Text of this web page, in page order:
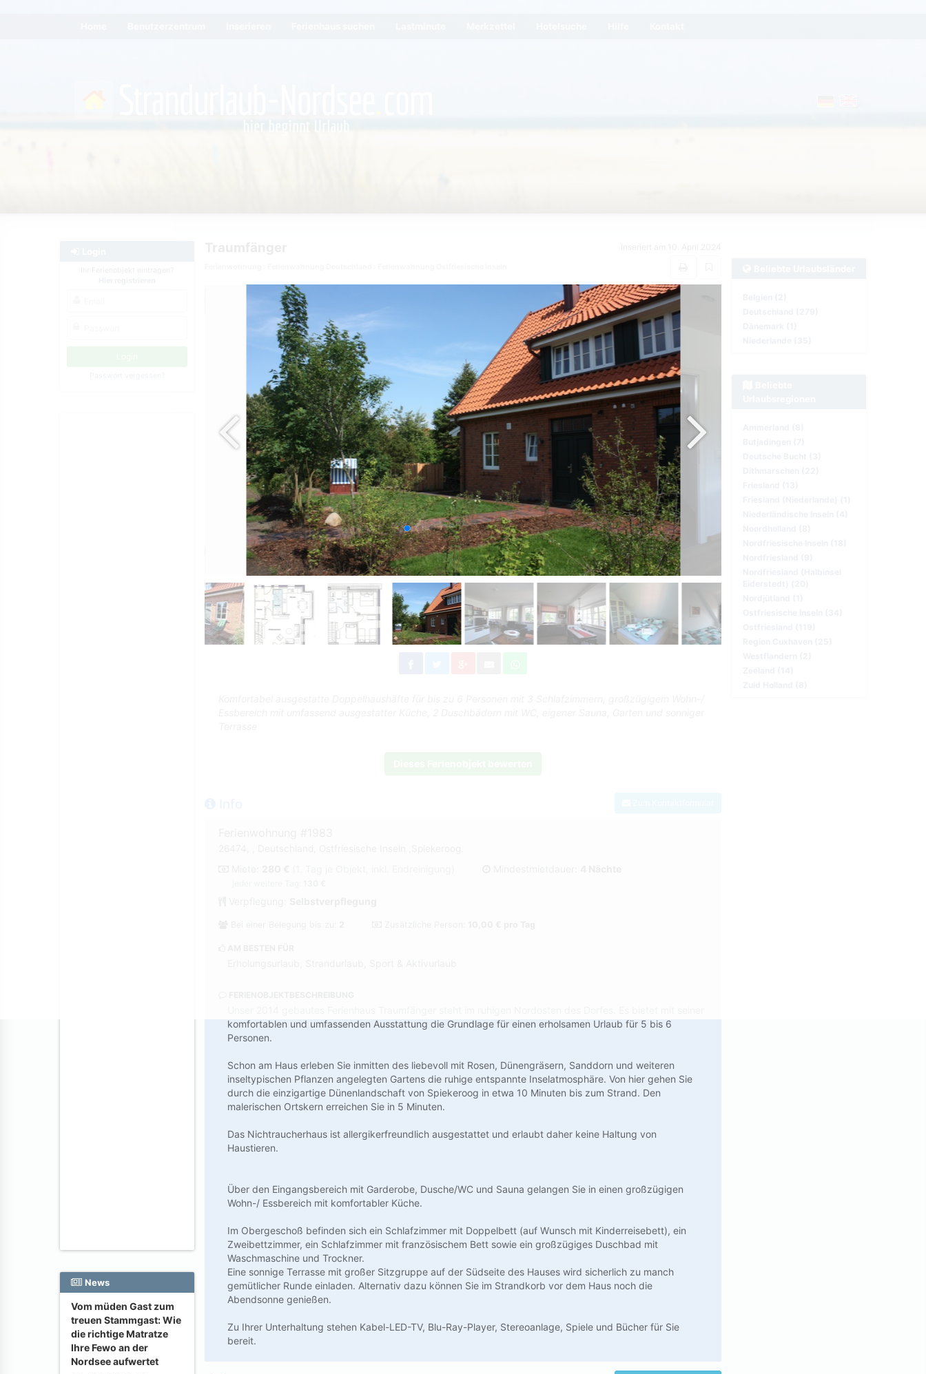
News
Vom müden Gast zum
treuen Stammgast: Wie
die richtige Matratze
Ihre Fewo an der
Nordsee aufwertet
komfortablen und umfassenden Ausstattung die Grundlage für einen erholsamen Urlaub für 5 bis 6
Personen.
Schon am Haus erleben Sie inmitten des liebevoll mit Rosen, Dünengräsern, Sanddorn und weiteren
inseltypischen Pflanzen angelegten Gartens die ruhige entspannte Inselatmosphäre. Von hier gehen Sie
durch die einzigartige Dünenlandschaft von Spiekeroog in etwa 10 Minuten bis zum Strand. Den
malerischen Ortskern erreichen Sie in 5 Minuten.
Das Nichtraucherhaus ist allergikerfreundlich ausgestattet und erlaubt daher keine Haltung von
Haustieren.
Über den Eingangsbereich mit Garderobe, Dusche/WC und Sauna gelangen Sie in einen großzügigen
Wohn-/ Essbereich mit komfortabler Küche.
Im Obergeschoß befinden sich ein Schlafzimmer mit Doppelbett (auf Wunsch mit Kinderreisebett), ein
Zweibettzimmer, ein Schlafzimmer mit französischem Bett sowie ein großzügiges Duschbad mit
Waschmaschine und Trockner.
Eine sonnige Terrasse mit großer Sitzgruppe auf der Südseite des Hauses wird sicherlich zu manch
gemütlicher Runde einladen. Alternativ dazu können Sie im Strandkorb vor dem Haus noch die
Abendsonne genießen.
Zu Ihrer Unterhaltung stehen Kabel-LED-TV, Blu-Ray-Player, Stereoanlage, Spiele und Bücher für Sie
bereit.